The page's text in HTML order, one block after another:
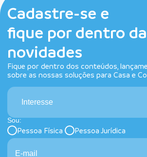
Cadastre-se e
fique por dentro
novidades
Fique por dentro dos conteúdos,
sobre as nossas soluções para Casa e
Interesse
Sou:
Pessoa Física Pessoa Jurídica